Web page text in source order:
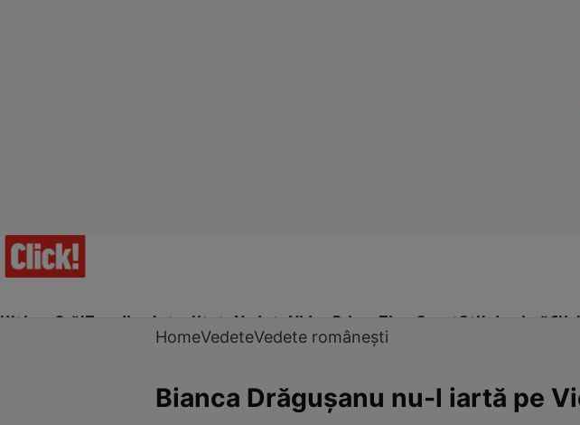
Ultima Oră!Trending Actualitate Vedete Video Prime Time SportStil de viață
HomeVedeteVedete românești
Bianca Drăgușanu nu-l iartă pe